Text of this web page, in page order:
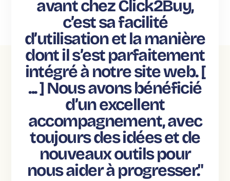
avant chez Click2Buy,
c’est sa facilité
d’utilisation et la manière
dont il s’est parfaitement
intégré à notre site web. [
... ] Nous avons bénéficié
d’un excellent
accompagnement, avec
toujours des idées et de
nouveaux outils pour
nous aider à progresser."